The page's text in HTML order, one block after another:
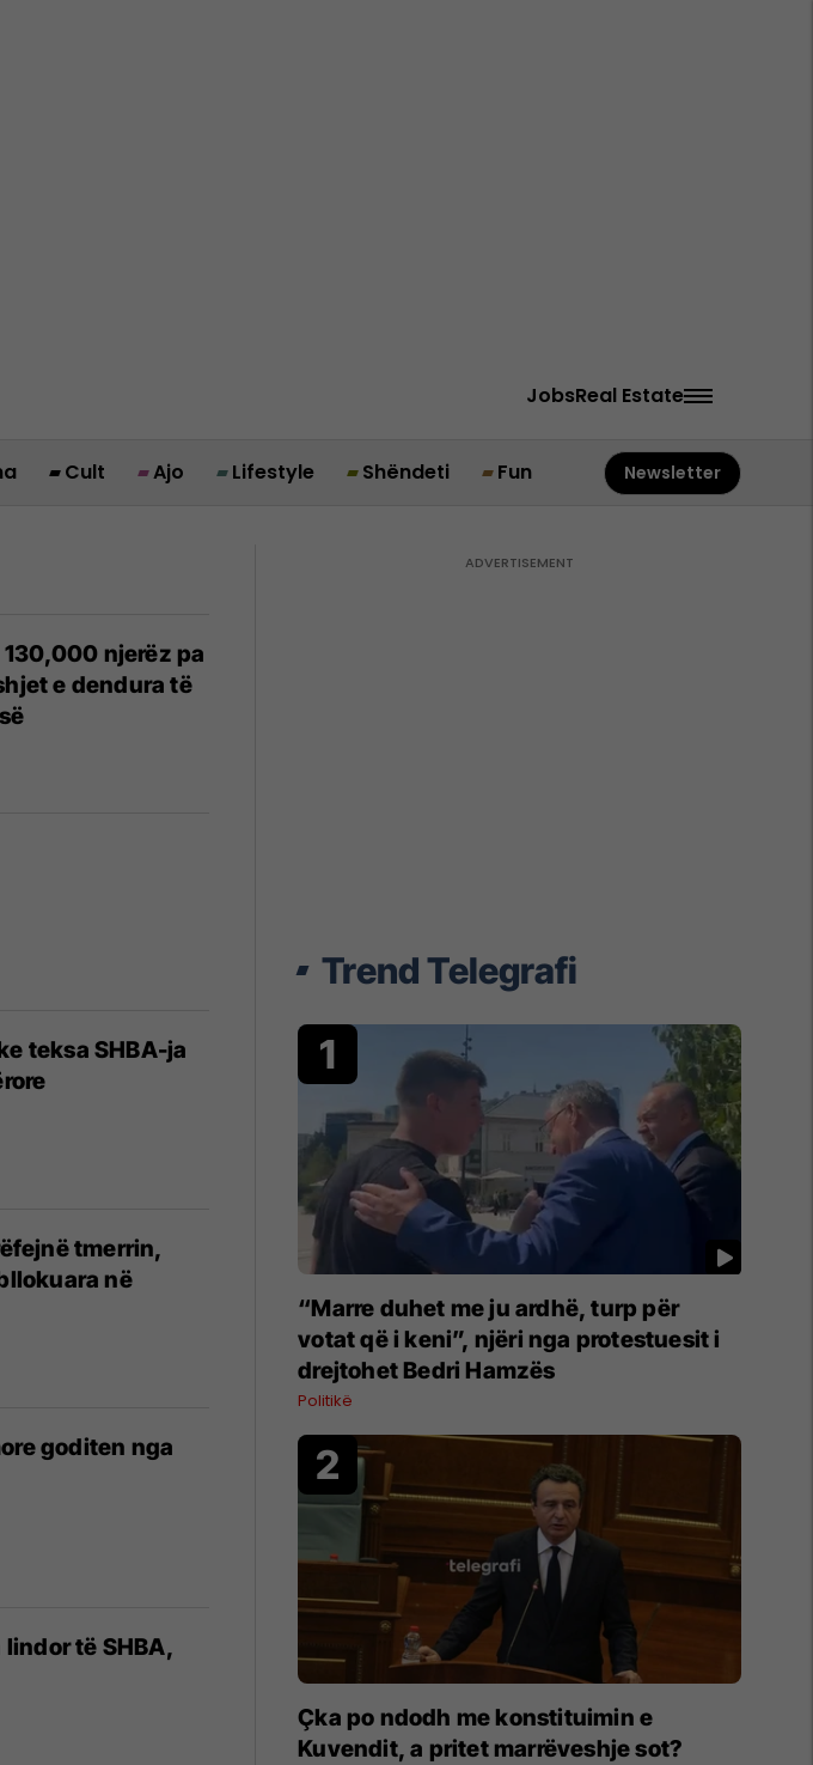
JobsReal Estate
Cult Ajo Lifestyle Shëndeti Fun Newsletter
njerëz pa
e dendura të
teksa SHBA-ja
tmerrin,
në
goditen nga
të SHBA,
Trend Telegrafi
“Marre duhet me ju ardhë, turp për
votat që i keni”, njëri nga protestuesit i
drejtohet Bedri Hamzës
Politikë
Çka po ndodh me konstituimin e
Kuvendit, a pritet marrëveshje sot?